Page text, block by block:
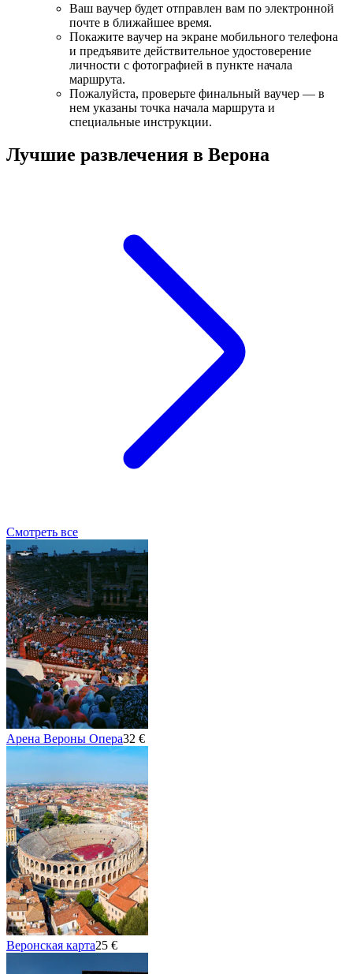
Ваш ваучер будет отправлен вам по электронной
почте в ближайшее время.
Покажите ваучер на экране мобильного телефона
и предъявите действительное удостоверение
личности с фотографией в пункте начала
маршрута.
Пожалуйста, проверьте финальный ваучер — в
нем указаны точка начала маршрута и
специальные инструкции.
Лучшие развлечения в Верона
Смотреть все
Арена Вероны Опера32 €
Веронская карта25 €